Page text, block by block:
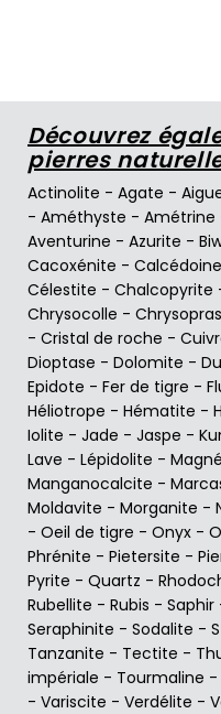
Découvrez
pierres
Actinolite - Agate -
- Améthyste - Amétrine
Aventurine - Azurite -
Cacoxénite - Calcédoine
Célestite - Chalcopyrite
Chrysocolle -
- Cristal de roche -
Dioptase - Dolomite -
Epidote - Fer de tigre -
Héliotrope - Hématite -
Iolite - Jade - Jaspe -
Lave - Lépidolite -
Manganocalcite -
Moldavite - Morganite -
- Oeil de tigre - Onyx -
Phrénite - Pietersite -
Pyrite - Quartz -
Rubellite - Rubis - Saphir
Seraphinite - Sodalite -
Tanzanite - Tectite -
impériale - Tourmaline -
- Variscite - Verdélite -